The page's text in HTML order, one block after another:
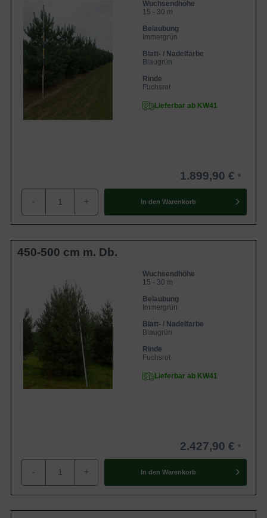
Wuchsendhöhe
15 - 30 m
Belaubung
Immergrün
Blatt- / Nadelfarbe
Blaugrün
Rinde
Fuchsrot
Lieferbar ab KW41
1.899,90 €
- + In den Warenkorb
450-500 cm m. Db.
Wuchsendhöhe
15 - 30 m
Belaubung
Immergrün
Blatt- / Nadelfarbe
Blaugrün
Rinde
Fuchsrot
Lieferbar ab KW41
2.427,90 €
- + In den Warenkorb